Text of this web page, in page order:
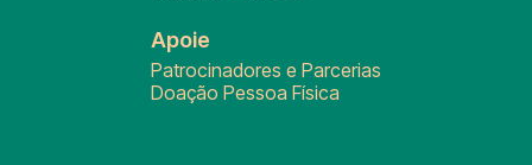
Apoie
Patrocinadores e Parcerias
Doação Pessoa Física